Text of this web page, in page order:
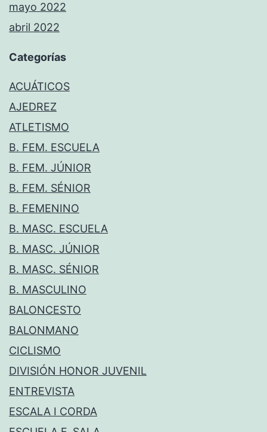
mayo 2022
abril 2022
Categorías
ACUÁTICOS
AJEDREZ
ATLETISMO
B. FEM. ESCUELA
B. FEM. JÚNIOR
B. FEM. SÉNIOR
B. FEMENINO
B. MASC. ESCUELA
B. MASC. JÚNIOR
B. MASC. SÉNIOR
B. MASCULINO
BALONCESTO
BALONMANO
CICLISMO
DIVISIÓN HONOR JUVENIL
ENTREVISTA
ESCALA I CORDA